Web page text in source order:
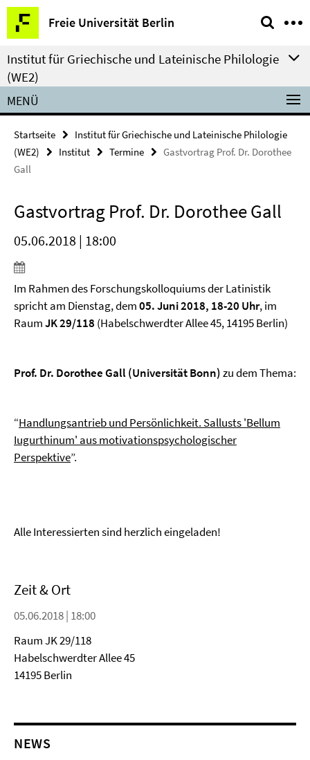
Springe
direkt
zu
Inhalt
Freie Universität Berlin
Service-
Navigation
Institut für Griechische und Lateinische Philologie
(WE2)
MENÜ
Startseite
Institut für Griechische und Lateinische Philologie
(WE2)
Institut Termine
Gastvortrag Prof. Dr. Dorothee
Gall
Gastvortrag Prof. Dr. Dorothee Gall
05.06.2018 | 18:00
Im Rahmen des Forschungskolloquiums der Latinistik
spricht am Dienstag, dem05. Juni 2018, 18-20 Uhr, im
RaumJK 29/118 (Habelschwerdter Allee 45, 14195 Berlin)
Prof. Dr. Dorothee Gall (Universität Bonn)zu dem Thema:
“Handlungsantrieb und Persönlichkeit. Sallusts 'Bellum
Iugurthinum' aus motivationspsychologischer
Perspektive”.
Alle Interessierten sind herzlich eingeladen!
Zeit & Ort
05.06.2018 | 18:00
Raum JK 29/118
Habelschwerdter Allee 45
14195 Berlin
NEWS